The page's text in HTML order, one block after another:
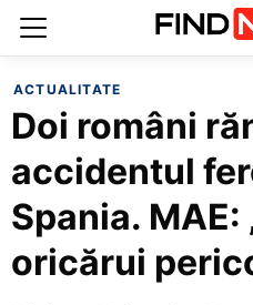
ACTUALITATE
Doi români
accidentul
Spania. MAE:
oricărui